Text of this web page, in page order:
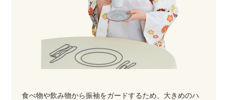
食べ物や飲み物から振袖をガードするため、大きめのハ